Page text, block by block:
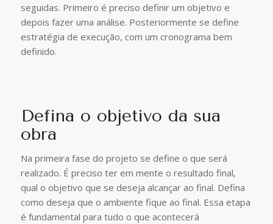
seguidas. Primeiro é preciso definir um objetivo e
depois fazer uma análise. Posteriormente se define
estratégia de execução, com um cronograma bem
definido.
Defina o objetivo da sua
obra
Na primeira fase do projeto se define o que será
realizado. É preciso ter em mente o resultado final,
qual o objetivo que se deseja alcançar ao final. Defina
como deseja que o ambiente fique ao final. Essa etapa
é fundamental para tudo o que acontecerá